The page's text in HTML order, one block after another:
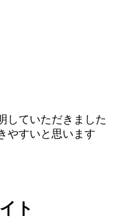
していただきました
やすいと思います
ト